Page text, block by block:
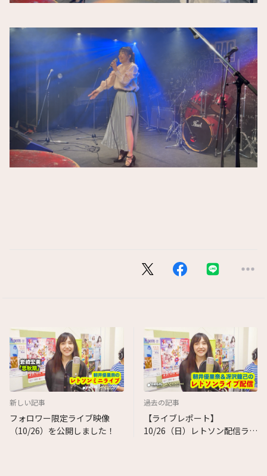
新しい記事
フォロワー限定ライブ映像
（10/26）を公開しました！
過去の記事
【ライブレポート】
10/26（日）レトソン配信ライ